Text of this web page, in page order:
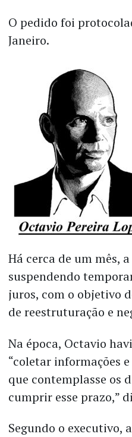
O pedido foi
Janeiro.
Há cerca de um mês,
suspendendo
juros, com o objetivo
de reestruturação e
Na época, Octavio
“coletar informações
que contemplasse os
cumprir esse prazo,”
Segundo o executivo,